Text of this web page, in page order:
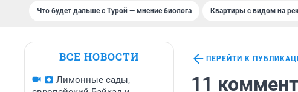
Что будет дальше с Турой — мнение биолога Квартиры с видом на
ВСЕ НОВОСТИ
Лимонные сады,
ПЕРЕЙТИ К
11